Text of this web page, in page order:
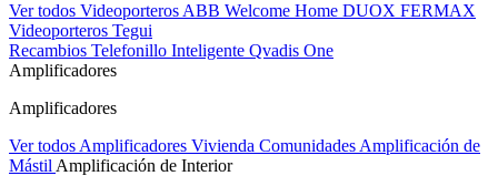
Ver todos Videoporteros ABB Welcome Home DUOX FERMAX
Videoporteros Tegui
Recambios Telefonillo Inteligente Qvadis One
Amplificadores
Amplificadores
Ver todos Amplificadores Vivienda Comunidades Amplificación de
Mástil Amplificación de Interior